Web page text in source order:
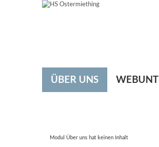
ÜBER UNS
Modul Über uns hat keinen Inhalt